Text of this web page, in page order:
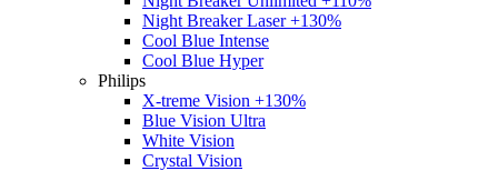
Night Breaker Laser +130%
Cool Blue Intense
Cool Blue Hyper
Philips
X-treme Vision +130%
Blue Vision Ultra
White Vision
Crystal Vision